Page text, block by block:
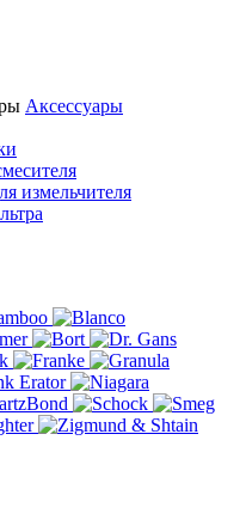
Аксессуары
измельчителя